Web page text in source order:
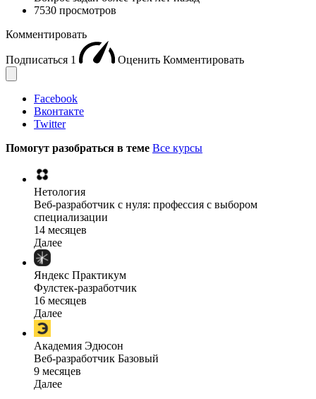
7530 просмотров
Комментировать
Подписаться 1 Оценить Комментировать
Facebook
Вконтакте
Twitter
Помогут разобраться в теме Все курсы
Нетология
Веб-разработчик с нуля: профессия с выбором
специализации
14 месяцев
Далее
Яндекс Практикум
Фулстек-разработчик
16 месяцев
Далее
Академия Эдюсон
Веб-разработчик Базовый
9 месяцев
Далее